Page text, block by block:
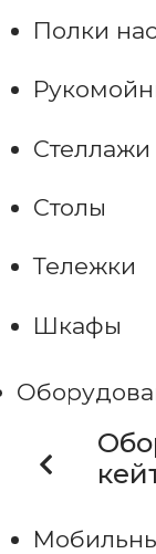
Полки
Стеллажи
Столы
Тележки
Шкафы